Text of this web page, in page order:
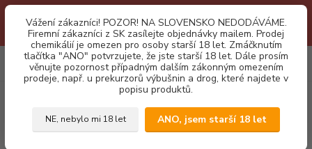
je neustálé porušování obchodních podmínek. Firemní zájemci o naše
produkty z SK zasílejte objednávky mailovou cestou. Děkujeme!
Vážení zákazníci! POZOR! NA SLOVENSKO NEDODÁVÁME.
Firemní zákazníci z SK zasílejte objednávky mailem. Prodej
chemikálií je omezen pro osoby starší 18 let. Zmáčknutím
tlačítka "ANO" potvrzujete, že jste starší 18 let. Dále prosím
věnujte pozornost případným dalším zákonným omezením
prodeje, např. u prekurzorů výbušnin a drog, které najdete v
popisu produktů.
NE, nebylo mi 18 let ANO, jsem starší 18 let
Menu
CZK 0
za0,00 Kč